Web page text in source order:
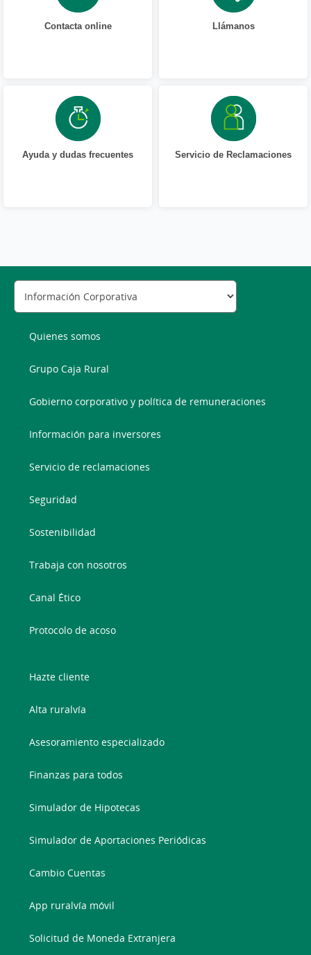
Contacta online Llámanos
Ayuda y dudas frecuentes Servicio de Reclamaciones
Quienes somos
Grupo Caja Rural
Gobierno corporativo y política de remuneraciones
Información para inversores
Servicio de reclamaciones
Seguridad
Sostenibilidad
Trabaja con nosotros
Canal Ético
Protocolo de acoso
Hazte cliente
Alta ruralvía
Asesoramiento especializado
Finanzas para todos
Simulador de Hipotecas
Simulador de Aportaciones Periódicas
Cambio Cuentas
App ruralvía móvil
Solicitud de Moneda Extranjera